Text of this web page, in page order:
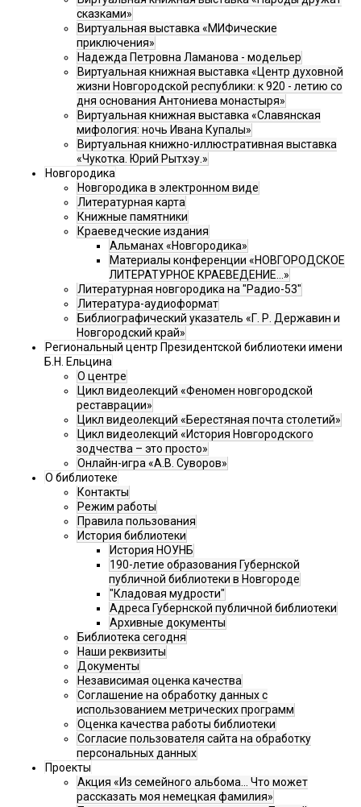
сказками»
Виртуальная выставка «МИФические
приключения»
Надежда Петровна Ламанова - модельер
Виртуальная книжная выставка «Центр духовной
жизни Новгородской республики: к 920 - летию со
дня основания Антониева монастыря»
Виртуальная книжная выставка «Славянская
мифология: ночь Ивана Купалы»
Виртуальная книжно-иллюстративная выставка
«Чукотка. Юрий Рытхэу.»
Новгородика
Новгородика в электронном виде
Литературная карта
Книжные памятники
Краеведческие издания
Альманах «Новгородика»
Материалы конференции «НОВГОРОДСКОЕ
ЛИТЕРАТУРНОЕ КРАЕВЕДЕНИЕ...»
Литературная новгородика на "Радио-53"
Литература-аудиоформат
Библиографический указатель «Г. Р. Державин и
Новгородский край»
Региональный центр Президентской библиотеки имени
Б.Н. Ельцина
О центре
Цикл видеолекций «Феномен новгородской
реставрации»
Цикл видеолекций «Берестяная почта столетий»
Цикл видеолекций «История Новгородского
зодчества – это просто»
Онлайн-игра «А.В. Суворов»
О библиотеке
Контакты
Режим работы
Правила пользования
История библиотеки
История НОУНБ
190-летие образования Губернской
публичной библиотеки в Новгороде
"Кладовая мудрости"
Адреса Губернской публичной библиотеки
Архивные документы
Библиотека сегодня
Наши реквизиты
Документы
Независимая оценка качества
Соглашение на обработку данных с
использованием метрических программ
Оценка качества работы библиотеки
Согласие пользователя сайта на обработку
персональных данных
Проекты
Акция «Из семейного альбома... Что может
рассказать моя немецкая фамилия»